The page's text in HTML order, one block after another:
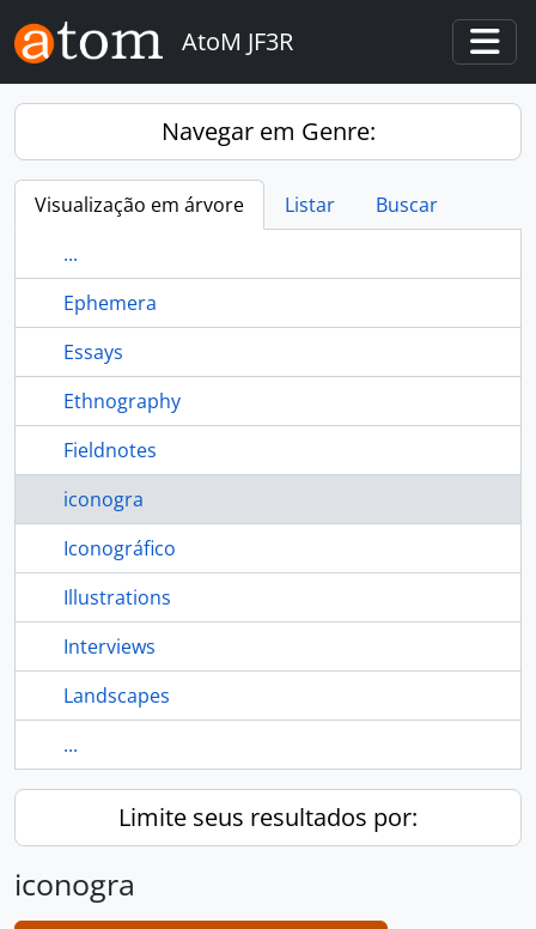
Skip to main content
AtoM JF3R
Navegar em Genre:
Visualização em árvore Listar
Buscar
...
Ephemera
Essays
Ethnography
Fieldnotes
iconogra
Iconográfico
Illustrations
Interviews
Landscapes
...
Limite seus resultados por:
iconogra